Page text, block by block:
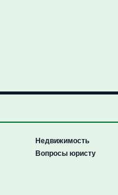
Недвижимость
Вопросы юристу